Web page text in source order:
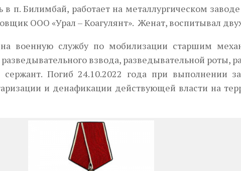
п. Билимбай, работает на металлургическом заводе
ООО «Урал – Коагулянт». Женат, воспитывал
военную службу по мобилизации старшим
взвода, разведывательной роты,
Погиб 24.10.2022 года при выполнении
и денафикации действующей власти на